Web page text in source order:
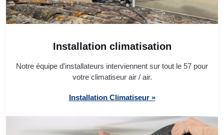
Installation climatisation
Notre équipe d'installateurs interviennent sur tout le 57 pour
votre climatiseur air / air.
Installation Climatiseur »